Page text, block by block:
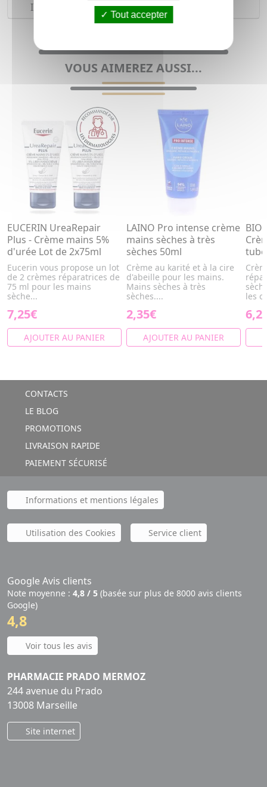
Indications
VOUS AIMEREZ AUSSI...
EUCERIN UreaRepair
Plus - Crème mains 5%
d'urée Lot de 2x75ml
Eucerin vous propose un lot
de 2 crèmes réparatrices de
75 ml pour les mains
sèche...
7,25€
AJOUTER AU PANIER
LAINO Pro intense crème
mains sèches à très
sèches 50ml
Crème au karité et à la cire
d'abeille pour les mains.
Mains sèches à très
sèches....
2,35€
AJOUTER AU PANIER
les
CONTACTS
LE BLOG
PROMOTIONS
LIVRAISON RAPIDE
PAIEMENT SÉCURISÉ
Informations et mentions légales
Utilisation des Cookies Service client
Google Avis clients
Note moyenne : 4,8 / 5 (basée sur plus de 8000 avis clients
Google)
4,8
Voir tous les avis
PHARMACIE PRADO MERMOZ
244 avenue du Prado
13008 Marseille
Site internet
Tout accepter